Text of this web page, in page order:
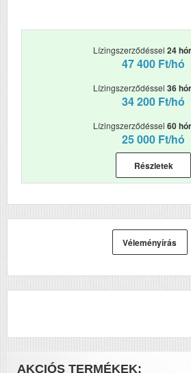
Havi terhelhetőség
(oldal/hó)
Szkennelés
Tömeg (kg)
Méretek (ma x szé x mé
PC:
Lízingszerződéssel 24
47 400 Ft/hó
Lízingszerződéssel 36
34 200 Ft/hó
Lízingszerződéssel 60
25 000 Ft/hó
Részletek
Véleményírás
AKCIÓS TERMÉKEK: